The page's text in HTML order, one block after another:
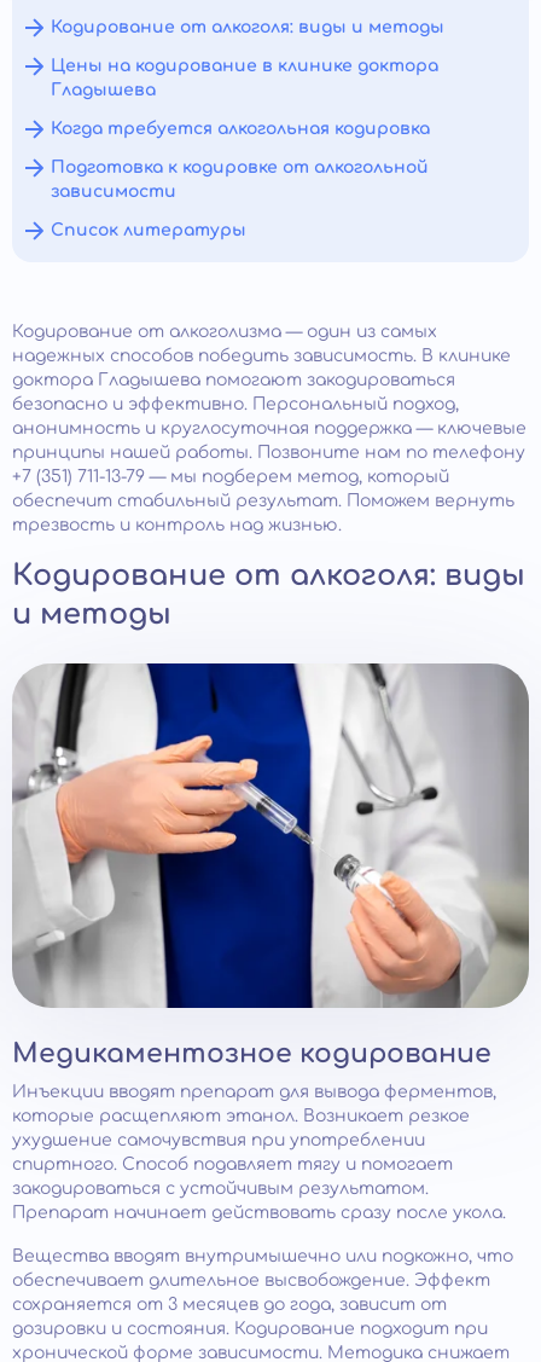
Кодирование от алкоголя: виды и методы
Цены на кодирование в клинике доктора
Гладышева
Когда требуется алкогольная кодировка
Подготовка к кодировке от алкогольной
зависимости
Список литературы
Кодирование от алкоголизма — один из самых
надежных способов победить зависимость. В клинике
доктора Гладышева помогают закодироваться
безопасно и эффективно. Персональный подход,
анонимность и круглосуточная поддержка — ключевые
принципы нашей работы. Позвоните нам по телефону
+7 (351) 711-13-79 — мы подберем метод, который
обеспечит стабильный результат. Поможем вернуть
трезвость и контроль над жизнью.
Кодирование от алкоголя: виды
и методы
Медикаментозное кодирование
Инъекции вводят препарат для вывода ферментов,
которые расщепляют этанол. Возникает резкое
ухудшение самочувствия при употреблении
спиртного. Способ подавляет тягу и помогает
закодироваться с устойчивым результатом.
Препарат начинает действовать сразу после укола.
Вещества вводят внутримышечно или подкожно, что
обеспечивает длительное высвобождение. Эффект
сохраняется от 3 месяцев до года, зависит от
дозировки и состояния. Кодирование подходит при
хронической форме зависимости. Методика снижает